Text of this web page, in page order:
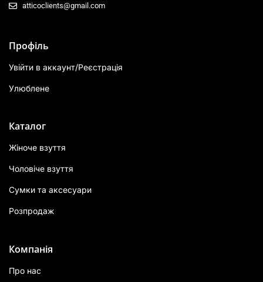
atticoclients@gmail.com
Профіль
Увійти в аккаунт/Реєстрація
Улюблене
Каталог
Жіноче взуття
Чоловіче взуття
Сумки та аксесуари
Розпродаж
Компанія
Про нас